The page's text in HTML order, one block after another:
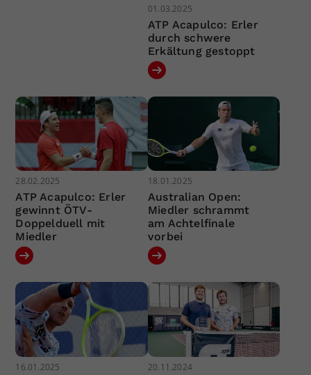
01.03.2025
ATP Acapulco: Erler
durch schwere
Erkältung gestoppt
28.02.2025
ATP Acapulco: Erler
gewinnt ÖTV-
Doppelduell mit
Miedler
18.01.2025
Australian Open:
Miedler schrammt
am Achtelfinale
vorbei
16.01.2025 20.11.2024